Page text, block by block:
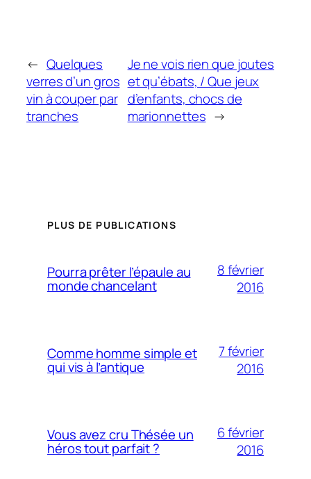
← Quelques
verres d’un gros
vin à couper par
tranches
Je ne vois rien que joutes
et qu’ébats, / Que jeux
d’enfants, chocs de
marionnettes →
PLUS DE PUBLICATIONS
Pourra prêter l’épaule au
monde chancelant
8 février
2016
Comme homme simple et
qui vis à l’antique
7 février
2016
Vous avez cru Thésée un
héros tout parfait ?
6 février
2016